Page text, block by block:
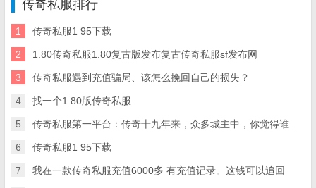
传奇私服排行
1 传奇私服1 95下载
2 1.80传奇私服1.80复古版发布复古传奇私服sf发布网
3 传奇私服遇到充值骗局、该怎么挽回自己的损失？
4 找一个1.80版传奇私服
5 传奇私服第一平台：传奇十九年来，众多城主中，你觉得谁才是最强沙传奇私服 霸主盾城霸主！
6 传奇私服1 95下载
7 我在一款传奇私服充值6000多 有充值记录。这钱可以追回